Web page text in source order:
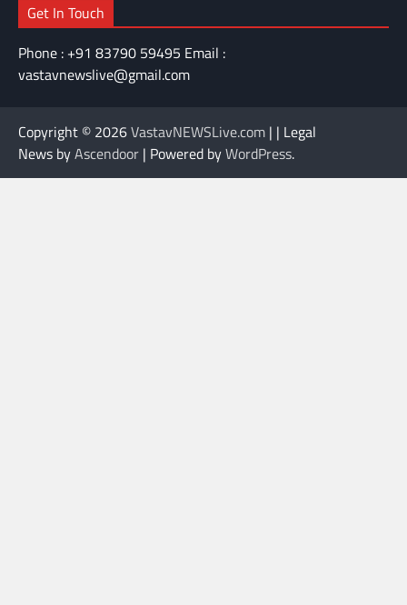
Get In Touch
Phone : +91 83790 59495 Email :
vastavnewslive@gmail.com
Copyright © 2026VastavNEWSLive.com | | Legal
News byAscendoor | Powered byWordPress.